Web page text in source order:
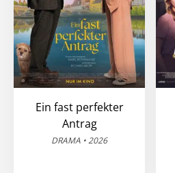
Ein fast perfekter
Antrag
DRAMA • 2026